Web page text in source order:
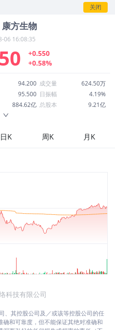
关闭
康方生物
06 16:08:35
+0.550
+0.58%
94.200 成交量
624.50万
95.500 日振幅
4.19%
884.62亿 总股本
9.21亿
市盈率
-67.02
日K 周K 月K
科技有限公司
、其控股公司及／或该等控股公司的任
和可靠度，但不能保证其绝对准确和